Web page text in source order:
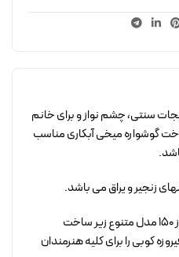
سنتی، چشم نواز و برای خانم
گوشواره میخی آبکاری مناسب
زنجیر و یراق می باشد.
گالری درسا زیور مفتخر است بیش از 150 مدل متنوع زیر ساخت
کوبی را برای کلیه هنرمندان